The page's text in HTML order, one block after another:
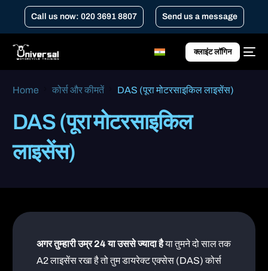
Call us now: 020 3691 8807 Send us a message
क्लाइंट लॉगिन
Home कोर्स और कीमतें DAS (पूरा मोटरसाइकिल लाइसेंस)
DAS (पूरा मोटरसाइकिल
लाइसेंस)
अगर तुम्हारी उम्र 24 या उससे ज्यादा हैया तुमने दो साल तक
A2 लाइसेंस रखा है तो तुम डायरेक्ट एक्सेस (DAS) कोर्स